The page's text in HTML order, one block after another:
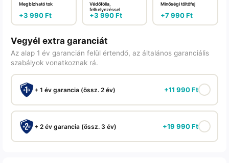
Megbízható tok
+3 990Ft
Védőfólia,
felhelyezéssel
+3 990Ft
Minőségi töltőfej
+7 990Ft
Vegyél extra garanciát
Az alap 1 év garancián felül értendő, az általános garanciális
szabályok vonatkoznak rá.
+ 1 év garancia (össz. 2 év) +11 990Ft
+ 2 év garancia (össz. 3 év) +19 990Ft